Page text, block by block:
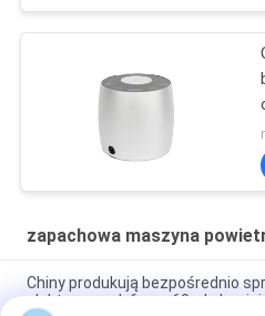
zapachowa maszyna
Chiny produkują bezpośrednio
elektryczny dyfuzor 60ml